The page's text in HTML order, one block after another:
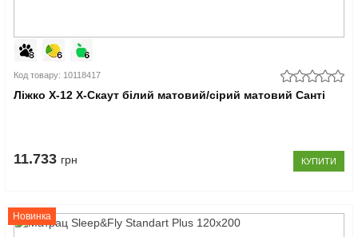
Код товару: 10118417
Ліжко Х-12 X-Скаут білий матовий/сірий матовий Санті
11.733 грн КУПИТИ
Новинка